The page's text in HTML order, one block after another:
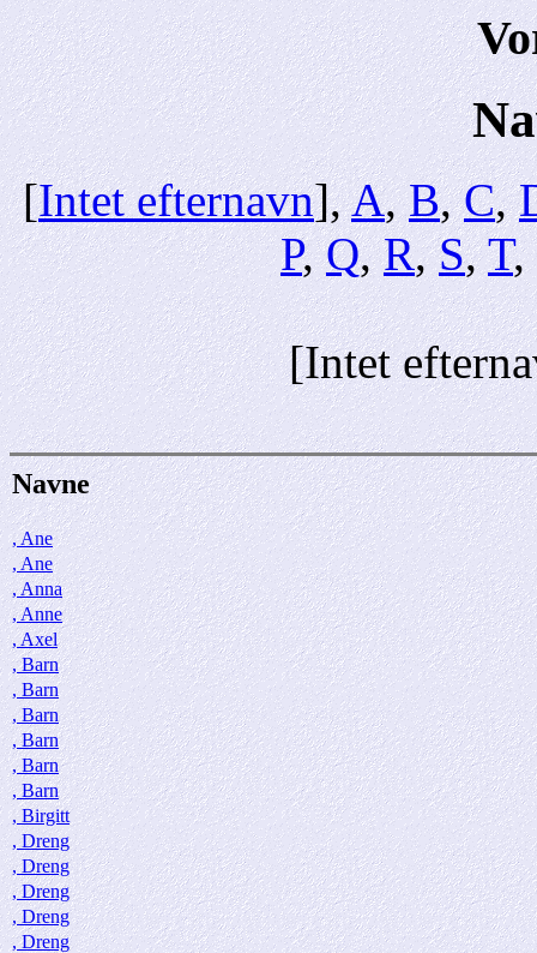
[Intet efternavn],A,B,C,
P,Q,R,S,T,
[Intet
Navne
, Ane
, Ane
, Anna
, Anne
, Axel
, Barn
, Barn
, Barn
, Barn
, Barn
, Barn
, Birgitt
, Dreng
, Dreng
, Dreng
, Dreng
, Dreng